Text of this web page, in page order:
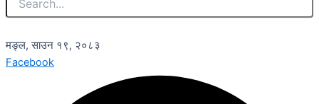
मङ्ल, साउन १९, २०८३
Facebook